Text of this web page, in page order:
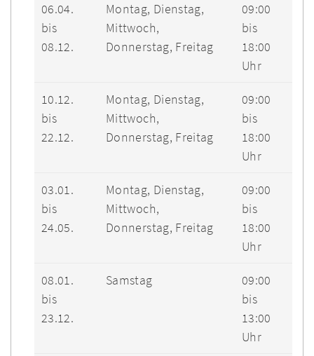
06.04.
bis
08.12.
Montag, Dienstag,
Mittwoch,
Donnerstag, Freitag
09:00
bis
18:00
Uhr
10.12.
bis
22.12.
Montag, Dienstag,
Mittwoch,
Donnerstag, Freitag
09:00
bis
18:00
Uhr
03.01.
bis
24.05.
Montag, Dienstag,
Mittwoch,
Donnerstag, Freitag
09:00
bis
18:00
Uhr
08.01.
bis
23.12.
Samstag
09:00
bis
13:00
Uhr